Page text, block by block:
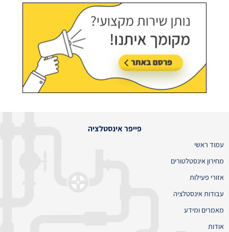
פייפר אינסטלציה
עמוד ראשי
מחירון אינסטלטורים
אזורי פעילות
עבודות אינסטלציה
מאמרים ומידע
אודות